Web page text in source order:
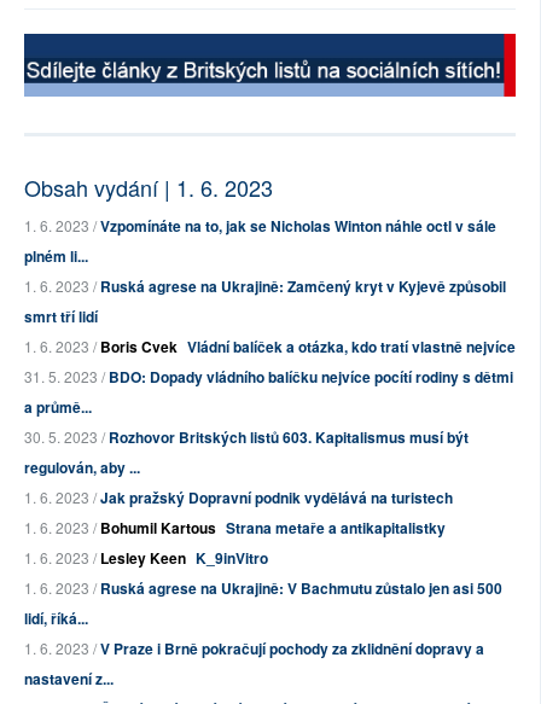
Obsah vydání | 1. 6. 2023
1. 6. 2023 /Vzpomínáte na to, jak se Nicholas Winton náhle octl v sále
plném li...
1. 6. 2023 /Ruská agrese na Ukrajině: Zamčený kryt v Kyjevě způsobil
smrt tří lidí
1. 6. 2023 /Boris Cvek Vládní balíček a otázka, kdo tratí vlastně nejvíce
31. 5. 2023 /BDO: Dopady vládního balíčku nejvíce pocítí rodiny s dětmi
a průmě...
30. 5. 2023 /Rozhovor Britských listů 603. Kapitalismus musí být
regulován, aby ...
1. 6. 2023 /Jak pražský Dopravní podnik vydělává na turistech
1. 6. 2023 /Bohumil Kartous Strana metaře a antikapitalistky
1. 6. 2023 /Lesley Keen K_9inVitro
1. 6. 2023 /Ruská agrese na Ukrajině: V Bachmutu zůstalo jen asi 500
lidí, říká...
1. 6. 2023 /V Praze i Brně pokračují pochody za zklidnění dopravy a
nastavení z...